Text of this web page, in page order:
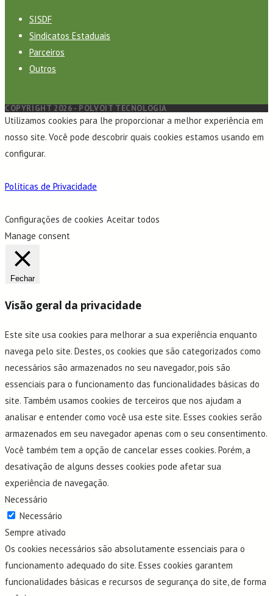
SISDF
Sindicatos Estaduais
Parceiros
Outros
COPYRIGHT 2026 - POLVOIT TECNOLOGIA
Utilizamos cookies para lhe proporcionar a melhor experiência em
nosso site. Você pode descobrir quais cookies estamos usando em
configurar.
Políticas de Privacidade
Configurações de cookies Aceitar todos
Manage consent
Fechar
Visão geral da privacidade
Este site usa cookies para melhorar a sua experiência enquanto
navega pelo site. Destes, os cookies que são categorizados como
necessários são armazenados no seu navegador, pois são
essenciais para o funcionamento das funcionalidades básicas do
site. Também usamos cookies de terceiros que nos ajudam a
analisar e entender como você usa este site. Esses cookies serão
armazenados em seu navegador apenas com o seu consentimento.
Você também tem a opção de cancelar esses cookies. Porém, a
desativação de alguns desses cookies pode afetar sua
experiência de navegação.
Necessário
Necessário
Sempre ativado
Os cookies necessários são absolutamente essenciais para o
funcionamento adequado do site. Esses cookies garantem
funcionalidades básicas e recursos de segurança do site, de forma